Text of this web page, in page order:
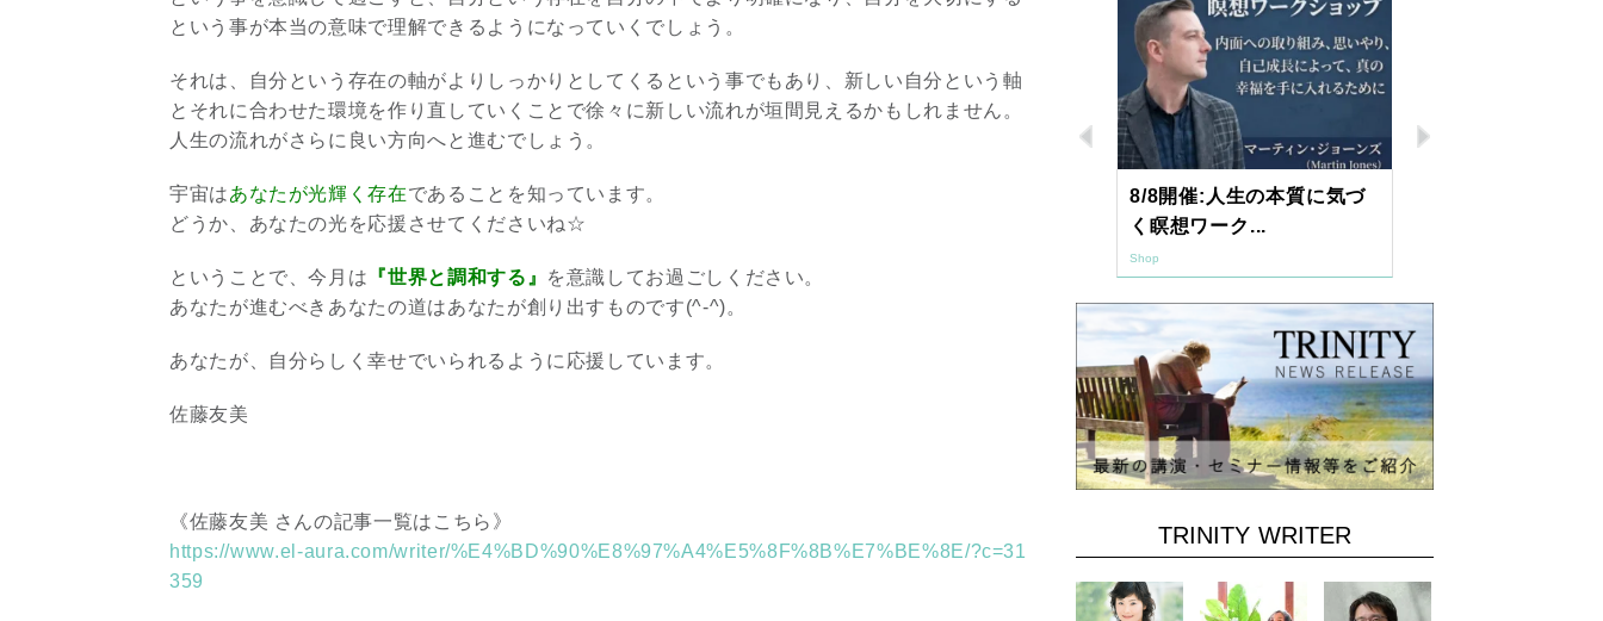
という事が本当の意味で理解できるようになっていくでしょう。
それは、自分という存在の軸がよりしっかりとしてくるという事でもあり、新しい自分という軸
とそれに合わせた環境を作り直していくことで徐々に新しい流れが垣間見えるかもしれません。
人生の流れがさらに良い方向へと進むでしょう。
宇宙はあなたが光輝く存在であることを知っています。
どうか、あなたの光を応援させてくださいね☆
ということで、今月は 『世界と調和する』
を意識してお過ごしください。
あなたが進むべきあなたの道はあなたが創り出すものです(^-^)。
あなたが、自分らしく幸せでいられるように応援しています。
佐藤友美
《佐藤友美 さんの記事一覧はこちら》
https://www.el-aura.com/writer/%E4%BD%90%E8%97%A4%E5%8F%8B%E7%BE%8E/?c=31
359
Previous
8/8開催:人生の本質に気づ
く瞑想ワーク...
Shop
TRINITY WRITER